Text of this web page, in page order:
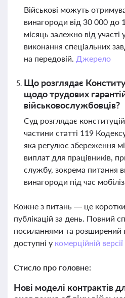
Військові можуть
винагороди від 30 000 до
місяць залежно від участі
виконання спеціальних
на передовій. Джерело
Що розглядає
щодо трудових
військовослужбовців?
Суд розглядає
частини статті 119
яка регулює збереження
виплат для працівників,
службу, зокрема питання
винагороди під час
Кожне з питань — це
публікацій за день. Повний
посиланнями та розширений
доступні у комерційній
Стисло про головне:
Нові моделі контрактів